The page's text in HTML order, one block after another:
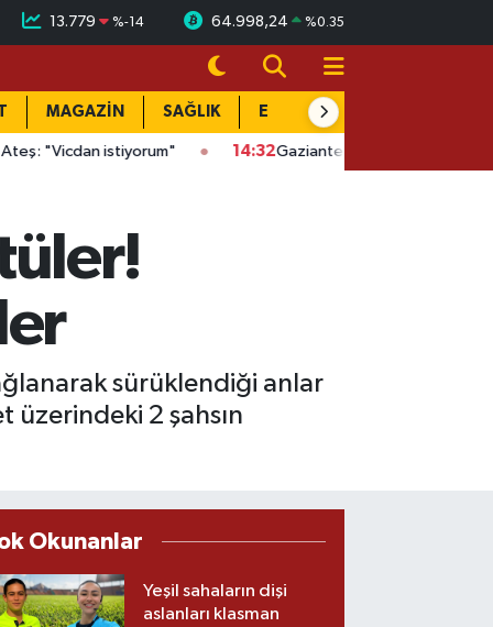
13.779 %-14 64.998,24 %0.35
MAGAZİN SAĞLIK EĞİTİM
istiyorum" 14:32 Gaziantep'te kaçak kazıya suçüstü: Evin
sürüklendiği anlar
üzerindeki 2 şahsın
Okunanlar
Yeşil sahaların dişi
aslanları klasman